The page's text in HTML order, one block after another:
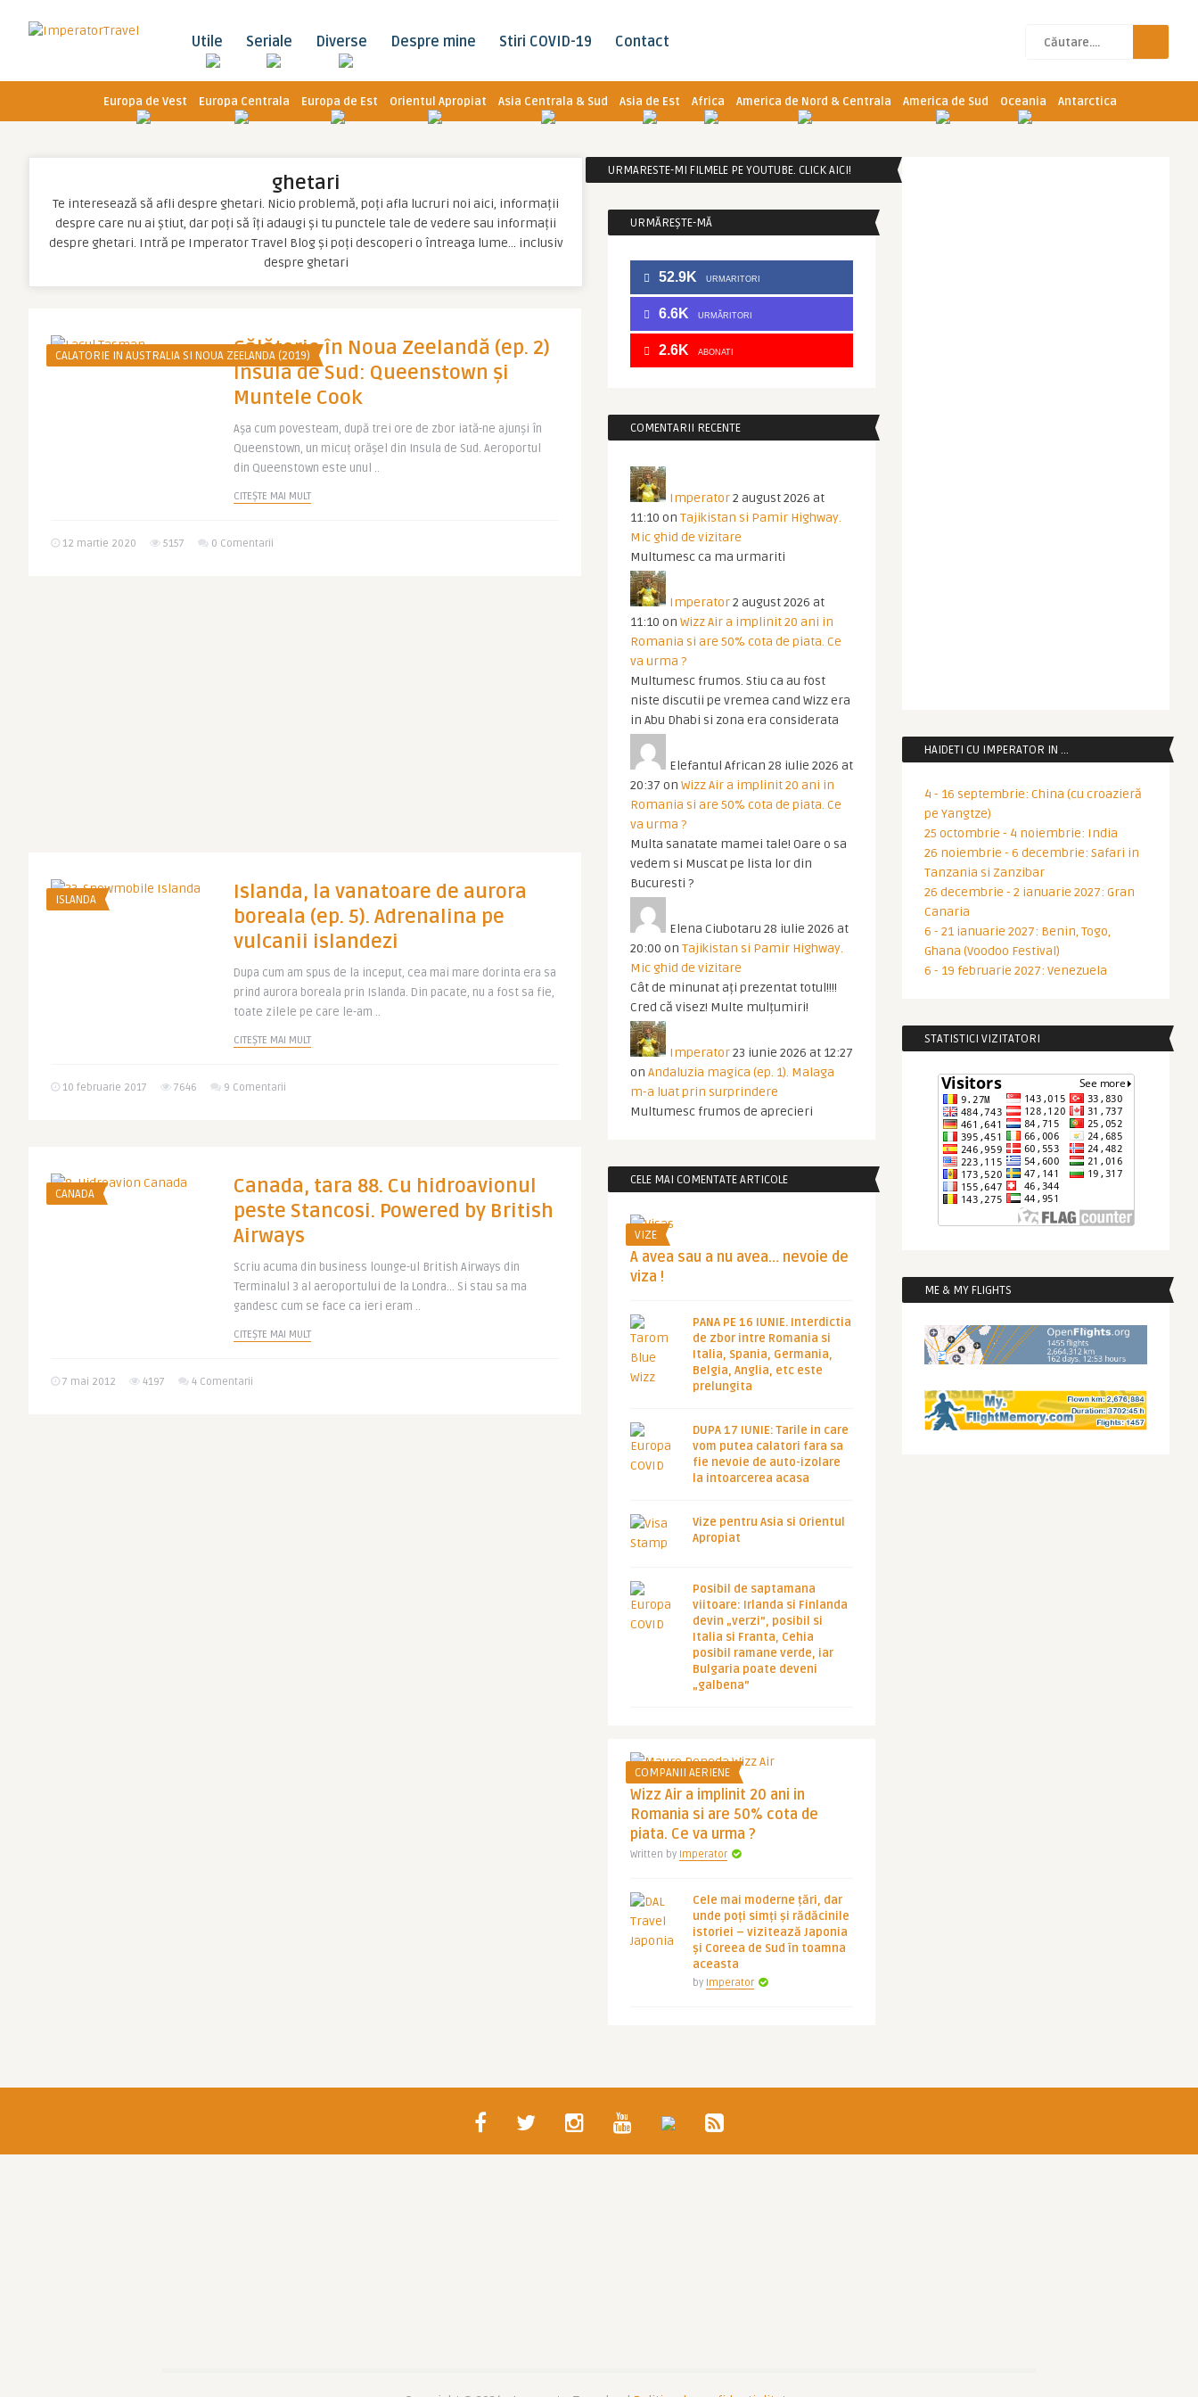
Utile Seriale Diverse Despre mine Stiri COVID-19 Contact
Europa de Vest Europa Centrala Europa de Est Orientul Apropiat Asia Centrala & Sud Asia de Est Africa America de Nord & Centrala America de Sud Oceania Antarctica
ghetari
Te interesează să afli despre ghetari. Nicio problemă, poți afla lucruri noi aici, informații
despre care nu ai știut, dar poți să îți adaugi și tu punctele tale de vedere sau informații
despre ghetari. Intră pe Imperator Travel Blog și poți descoperi o întreaga lume… inclusiv
despre ghetari
CALATORIE IN AUSTRALIA SI NOUA ZEELANDA (2019)Călătorie în Noua Zeelandă (ep. 2)
Insula de Sud: Queenstown și
Muntele Cook
Așa cum povesteam, după trei ore de zbor iată-ne ajunși în
Queenstown, un micuț orășel din Insula de Sud. Aeroportul
din Queenstown este unul ..
CITEȘTE MAI MULT
12 martie 2020 5157 0 Comentarii
ISLANDA
Islanda, la vanatoare de aurora
boreala (ep. 5). Adrenalina pe
vulcanii islandezi
Dupa cum am spus de la inceput, cea mai mare dorinta era sa
prind aurora boreala prin Islanda. Din pacate, nu a fost sa fie,
toate zilele pe care le-am ..
CITEȘTE MAI MULT
10 februarie 2017 7646 9 Comentarii
CANADA
Canada, tara 88. Cu hidroavionul
peste Stancosi. Powered by British
Airways
Scriu acuma din business lounge-ul British Airways din
Terminalul 3 al aeroportului de la Londra… Si stau sa ma
gandesc cum se face ca ieri eram ..
CITEȘTE MAI MULT
7 mai 2012 4197 4 Comentarii
URMARESTE-MI FILMELE PE YOUTUBE. CLICK AICI!
URMĂREȘTE-MĂ
52.9K URMARITORI
6.6K URMĂRITORI
2.6K ABONATI
COMENTARII RECENTE
Imperator2 august 2026 at
11:10 on Tajikistan si Pamir Highway.
Mic ghid de vizitare
Multumesc ca ma urmariti
Imperator2 august 2026 at
11:10 on Wizz Air a implinit 20 ani in
Romania si are 50% cota de piata. Ce
va urma ?
Multumesc frumos. Stiu ca au fost
niste discutii pe vremea cand Wizz era
in Abu Dhabi si zona era considerata
Elefantul African 28 iulie 2026 at
20:37 on Wizz Air a implinit 20 ani in
Romania si are 50% cota de piata. Ce
va urma ?
Multa sanatate mamei tale! Oare o sa
vedem si Muscat pe lista lor din
Bucuresti ?
Elena Ciubotaru 28 iulie 2026 at
20:00 on Tajikistan si Pamir Highway.
Mic ghid de vizitare
Cât de minunat ați prezentat totul!!!!
Cred că visez! Multe mulțumiri!
Imperator23 iunie 2026 at 12:27
on Andaluzia magica (ep. 1). Malaga
m-a luat prin surprindere
Multumesc frumos de aprecieri
CELE MAI COMENTATE ARTICOLE
VIZE
A avea sau a nu avea… nevoie de
viza !
PANA PE 16 IUNIE. Interdictia
de zbor intre Romania si
Italia, Spania, Germania,
Belgia, Anglia, etc este
prelungita
DUPA 17 IUNIE: Tarile in care
vom putea calatori fara sa
fie nevoie de auto-izolare
la intoarcerea acasa
Vize pentru Asia si Orientul
Apropiat
Posibil de saptamana
viitoare: Irlanda si Finlanda
devin „verzi”, posibil si
Italia si Franta, Cehia
posibil ramane verde, iar
Bulgaria poate deveni
„galbena”
COMPANII AERIENE
Wizz Air a implinit 20 ani in
Romania si are 50% cota de
piata. Ce va urma ?
Written by Imperator
Cele mai moderne țări, dar
unde poți simți și rădăcinile
istoriei – vizitează Japonia
și Coreea de Sud în toamna
aceasta
by Imperator
HAIDETI CU IMPERATOR IN …
4 - 16 septembrie: China (cu croazieră
pe Yangtze)
25 octombrie - 4 noiembrie: India
26 noiembrie - 6 decembrie: Safari in
Tanzania si Zanzibar
26 decembrie - 2 ianuarie 2027: Gran
Canaria
6 - 21 ianuarie 2027: Benin, Togo,
Ghana (Voodoo Festival)
6 - 19 februarie 2027: Venezuela
STATISTICI VIZITATORI
ME & MY FLIGHTS